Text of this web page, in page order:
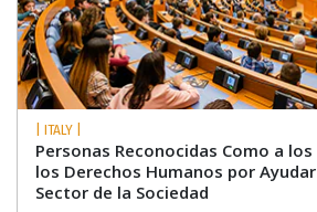
| ITALY |
Personas Reconocidas Como a
los Derechos Humanos por Ayudar
Sector de la Sociedad